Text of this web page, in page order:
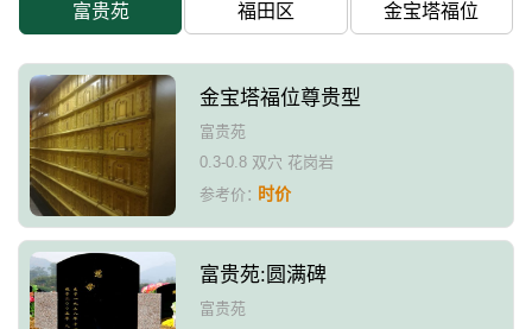
富贵苑 福田区 金宝塔福位
金宝塔福位尊贵型
富贵苑
0.3-0.8 双穴 花岗岩
参考价：时价
富贵苑:圆满碑
富贵苑